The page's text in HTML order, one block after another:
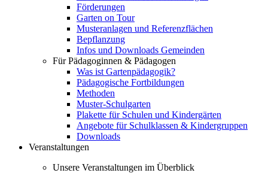
Förderungen
Garten on Tour
Musteranlagen und Referenzflächen
Bepflanzung
Infos und Downloads Gemeinden
Für Pädagoginnen & Pädagogen
Was ist Gartenpädagogik?
Pädagogische Fortbildungen
Methoden
Muster-Schulgarten
Plakette für Schulen und Kindergärten
Angebote für Schulklassen & Kindergruppen
Downloads
Veranstaltungen
Unsere Veranstaltungen im Überblick